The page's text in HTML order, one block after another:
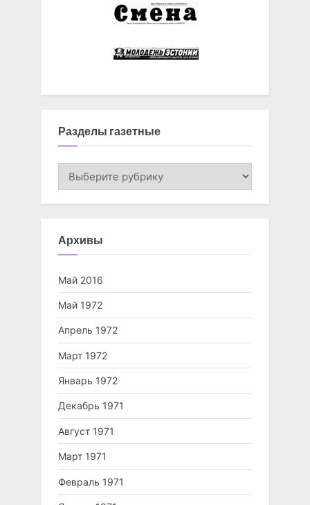
Разделы газетные
Разделы
Архивы
Май 2016
Май 1972
Апрель 1972
Март 1972
Январь 1972
Декабрь 1971
Август 1971
Март 1971
Февраль 1971